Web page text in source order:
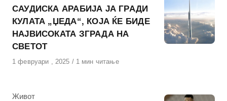
САУДИСКА АРАБИЈА ЈА ГРАДИ
КУЛАТА „ЏЕДА“, КОЈА ЌЕ БИДЕ
НАЈВИСОКАТА ЗГРАДА НА
СВЕТОТ
Објавено
1 февруари , 2025 1 мин читање
КАтегорија
Живот